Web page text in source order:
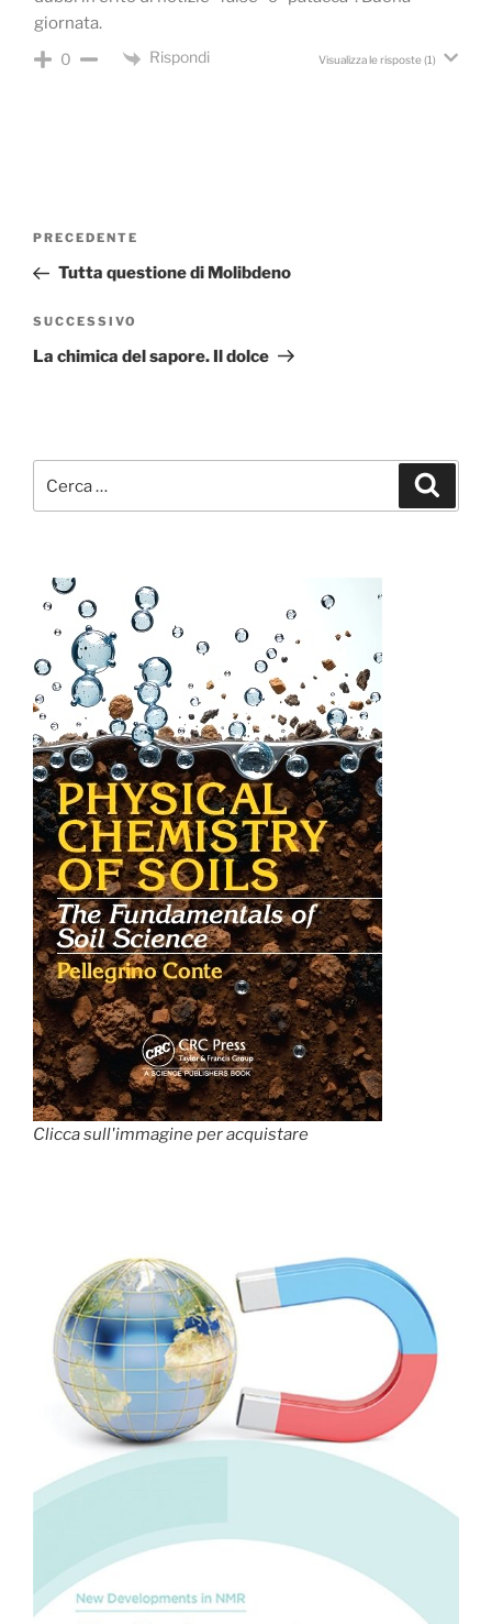
giornata.
0 Rispondi Visualizza le risposte(1)
Navigazione
Articolo
precedente:
PRECEDENTE
Tutta questione di Molibdeno
Articolo
successivo
SUCCESSIVO
La chimica del sapore. Il dolce
Clicca sull'immagine per acquistare